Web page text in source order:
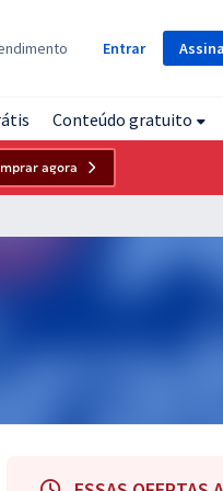
Entrar
Conteúdo gratuito
agora